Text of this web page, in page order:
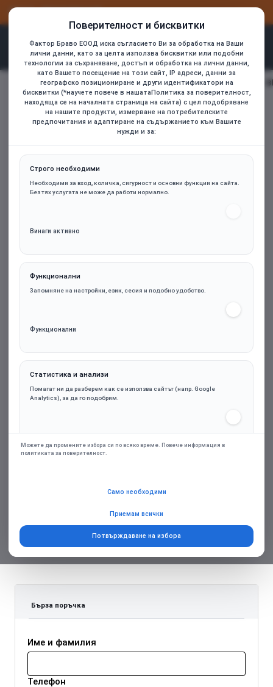
Поверителност и бисквитки
Фактор Браво ЕООД иска съгласието Ви за обработка на Ваши
лични данни, като за целта използва бисквитки или подобни
технологии за съхраняване, достъп и обработка на лични данни,
като Вашето посещение на този сайт, IP адреси, данни за
географско позициониране и други идентификатори на
бисквитки (*научете повече в нашатаПолитика за поверителност,
находяща се на началната страница на сайта) с цел подобряване
на нашите продукти, измерване на потребителските
предпочитания и адаптиране на съдържанието към Вашите
нужди и за:
Строго необходими
Необходими за вход, количка, сигурност и основни функции на сайта.
Без тях услугата не може да работи нормално.
Винаги активно
Функционални
Запомняне на настройки, език, сесия и подобно удобство.
Функционални
Статистика и анализи
Помагат ни да разберем как се използва сайтът (напр. Google
Analytics), за да го подобрим.
Персонализирани оферти и ремаркетинг чрез партньорски платформи
Можете да промените избора си по всяко време. Повече информация в
политиката за поверителност.
Само необходими
Приемам всички
Потвърждаване на избора
ВХОД
home
1stPlayer вентилатор Fan 120mm FC7 - Infinity Mirror ARGB -
Mirror ARGB - Black
7.54€ (14.74лв.)
Добави в желани Добави за сравняване
Бърза поръчка
Име и фамилия
Телефон